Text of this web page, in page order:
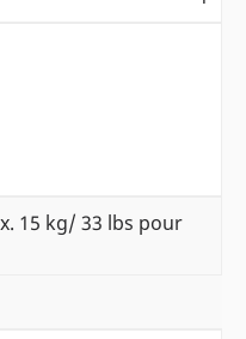
15 kg/ 33 lbs pour